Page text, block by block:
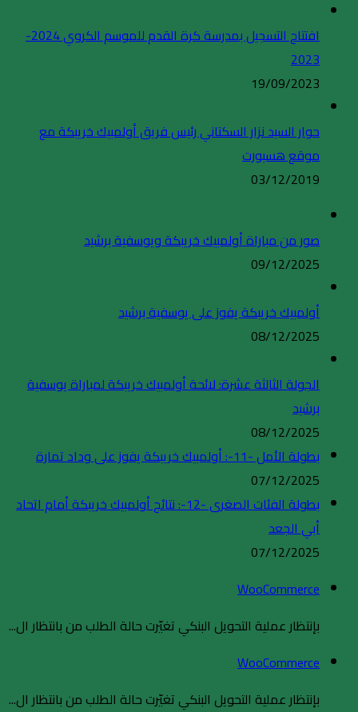
افتتاح التسجيل بمدرسة كرة القدم للموسم الكروي 2024-
2023
19/09/2023
حوار السيد نزار السكتاني رئيس فريق أولمبيك خريبكة مع
موقع هسبورت
03/12/2019
صور من مباراة أولمبيك خريبكة ويوسفية برشيد
09/12/2025
أولمبيك خريبكة يفوز على يوسفية برشيد
08/12/2025
الجولة الثالثة عشرة: لائحة أولمبيك خريبكة لمباراة يوسفية
برشيد
08/12/2025
بطولة الأمل -11-: أولمبيك خريبكة يفوز على وداد تمارة
07/12/2025
بطولة الفئات الصغرى -12-: نتائج أولمبيك خريبكة أمام اتحاد
أبي الجعد
07/12/2025
WooCommerce
بإنتظار عملية التحويل البنكي تغيّرت حالة الطلب من بانتظار ال...
WooCommerce
بإنتظار عملية التحويل البنكي تغيّرت حالة الطلب من بانتظار ال...